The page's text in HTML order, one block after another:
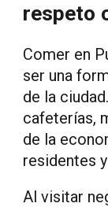
respeto
Comer en
ser una
de la
cafeterías,
de la
residentes
Al visitar